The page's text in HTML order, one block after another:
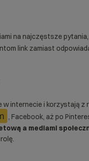
na najczęstsze pytania,
link zamiast
internecie i korzystają z
, Facebook, aż po
a mediami